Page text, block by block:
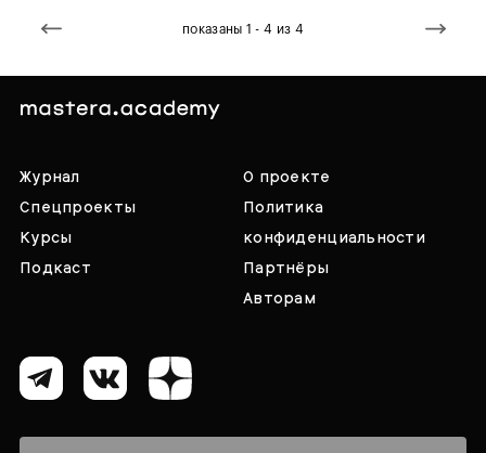
показаны 1 - 4 из 4
Журнал
Спецпроекты
Курсы
Подкаст
О проекте
Политика
конфиденциальности
Партнёры
Авторам